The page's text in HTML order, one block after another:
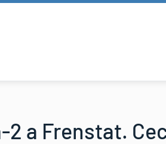
2 a Frenstat.